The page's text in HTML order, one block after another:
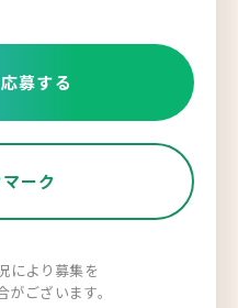
募する
ーク
により募集を
ございます。